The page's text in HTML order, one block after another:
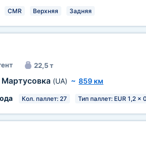
CMR Верхняя Задняя
22,5 т
Мартусовка (UA) ~ 859 км
Кол. паллет: 27 Тип паллет: EUR 1,2 x